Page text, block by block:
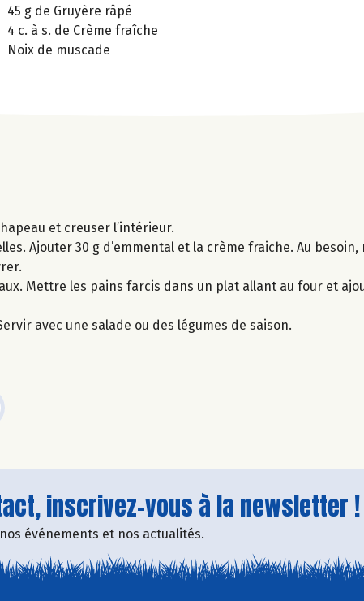
45 g de Gruyère râpé
4 c. à s. de Crème fraîche
Noix de muscade
et creuser l’intérieur.
Ajouter 30 g d’emmental et la crème fraiche. Au
Mettre les pains farcis dans un plat allant au four et
avec une salade ou des légumes de saison.
inscrivez-vous à la newsletter !
événements et nos actualités.